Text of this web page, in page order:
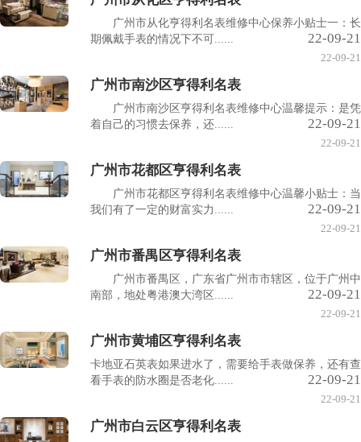
广州市从化亨得利名表维修中心保养小贴士一：长
期佩戴手表的情况下不可......
22-09-21
22-09-21
广州市南沙区亨得利名表
广州市南沙区亨得利名表维修中心温馨提示：是凭
着自己的习惯去保养，还......
22-09-21
22-09-21
广州市花都区亨得利名表
广州市花都区亨得利名表维修中心温馨小贴士：当
我们有了一定的财富实力......
22-09-21
22-09-21
广州市番禺区亨得利名表
广州市番禺区，广东省广州市市辖区，位于广州中
南部，地处粤港澳大湾区......
22-09-21
22-09-21
广州市黄埔区亨得利名表
卡地亚石英表如果进水了，需要给手表做保养，还有查
看手表的防水圈是否老化......
22-09-21
22-09-21
广州市白云区亨得利名表